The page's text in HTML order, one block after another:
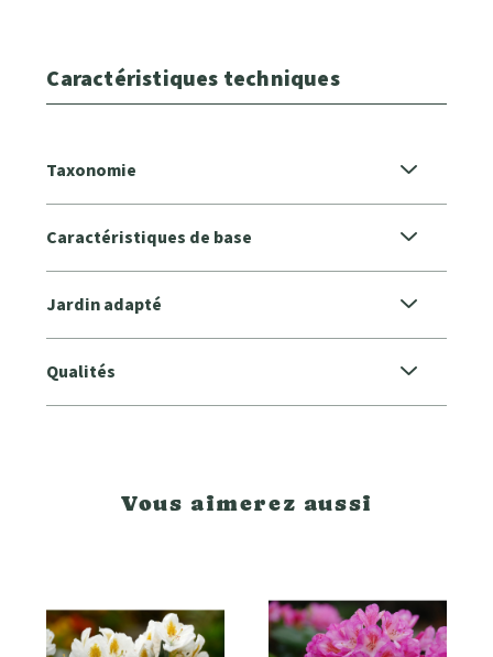
Caractéristiques techniques
Taxonomie
Caractéristiques de base
Jardin adapté
Qualités
Vous aimerez aussi